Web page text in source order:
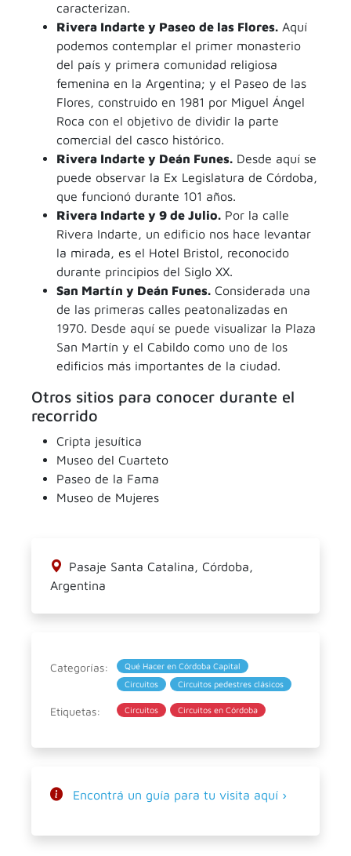
caracterizan.
Rivera Indarte y Paseo de las Flores. Aquí
podemos contemplar el primer monasterio
del país y primera comunidad religiosa
femenina en la Argentina; y el Paseo de las
Flores, construido en 1981 por Miguel Ángel
Roca con el objetivo de dividir la parte
comercial del casco histórico.
Rivera Indarte y Deán Funes. Desde aquí se
puede observar la Ex Legislatura de Córdoba,
que funcionó durante 101 años.
Rivera Indarte y 9 de Julio. Por la calle
Rivera Indarte, un edificio nos hace levantar
la mirada, es el Hotel Bristol, reconocido
durante principios del Siglo XX.
San Martín y Deán Funes. Considerada una
de las primeras calles peatonalizadas en
1970. Desde aquí se puede visualizar la Plaza
San Martín y el Cabildo como uno de los
edificios más importantes de la ciudad.
Otros sitios para conocer durante el
recorrido
Cripta jesuítica
Museo del Cuarteto
Paseo de la Fama
Museo de Mujeres
Pasaje Santa Catalina, Córdoba,
Argentina
Categorías:
Qué Hacer en Córdoba Capital
Circuitos
Circuitos pedestres clásicos
Etiquetas: Circuitos Circuitos en Córdoba
Encontrá un guía para tu visita aquí ›